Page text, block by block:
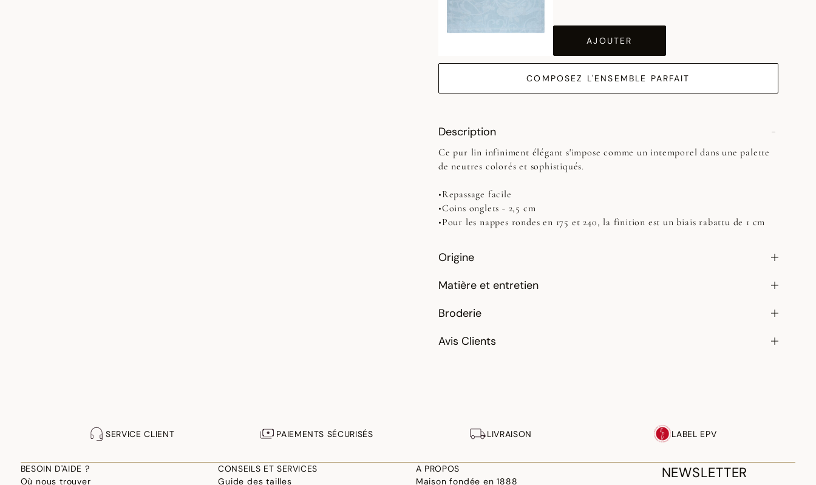
AJOUTER
COMPOSEZ L'ENSEMBLE PARFAIT
Description
Ce pur lin infiniment élégant s'impose comme un intemporel dans une palette
de neutres colorés et sophistiqués.
•Repassage facile
•Coins onglets - 2,5 cm
•Pour les nappes rondes en 175 et 240, la finition est un biais rabattu de 1 cm
Origine
Matière et entretien
Broderie
Avis Clients
SERVICE CLIENT PAIEMENTS SÉCURISÉS LIVRAISON LABEL EPV
BESOIN D'AIDE ?
Où nous trouver
CONSEILS ET SERVICES
Guide des tailles
A PROPOS
Maison fondée en 1888
NEWSLETTER